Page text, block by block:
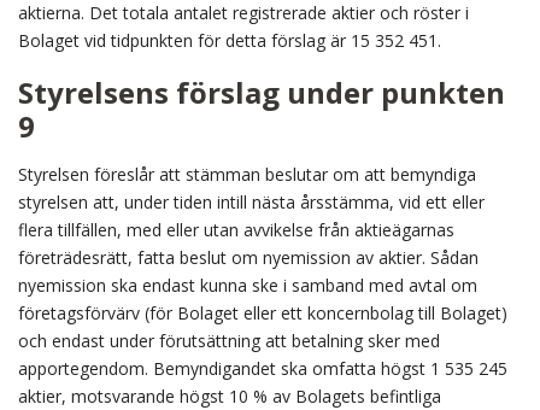
aktierna. Det totala antalet registrerade aktier och röster i
Bolaget vid tidpunkten för detta förslag är 15 352 451.
Styrelsens förslag under punkten
9
Styrelsen föreslår att stämman beslutar om att bemyndiga
styrelsen att, under tiden intill nästa årsstämma, vid ett eller
flera tillfällen, med eller utan avvikelse från aktieägarnas
företrädesrätt, fatta beslut om nyemission av aktier. Sådan
nyemission ska endast kunna ske i samband med avtal om
företagsförvärv (för Bolaget eller ett koncernbolag till Bolaget)
och endast under förutsättning att betalning sker med
apportegendom. Bemyndigandet ska omfatta högst 1 535 245
aktier, motsvarande högst 10 % av Bolagets befintliga